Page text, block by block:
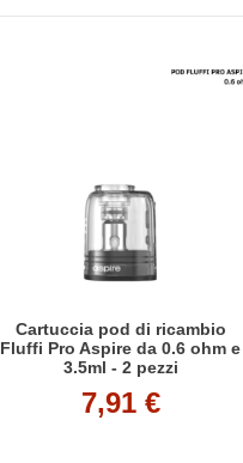
Cartuccia pod di ricambio
Fluffi Pro Aspire da 0.6 ohm e
3.5ml - 2 pezzi
7,91 €